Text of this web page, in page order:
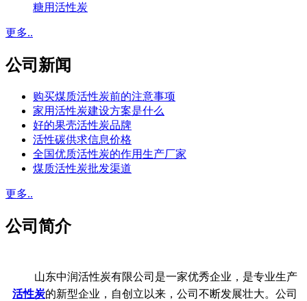
糖用活性炭
更多..
公司新闻
购买煤质活性炭前的注意事项
家用活性炭建设方案是什么
好的果壳活性炭品牌
活性碳供求信息价格
全国优质活性炭的作用生产厂家
煤质活性炭批发渠道
更多..
公司简介
山东中润活性炭有限公司是一家优秀企业，是专业生产
活性炭的新型企业，自创立以来，公司不断发展壮大。公司